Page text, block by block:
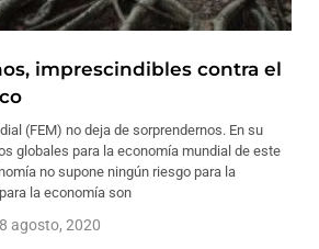
imprescindibles contra el
(FEM) no deja de sorprendernos. En su
globales para la economía mundial de este
no supone ningún riesgo para la
la economía son
agosto, 2020